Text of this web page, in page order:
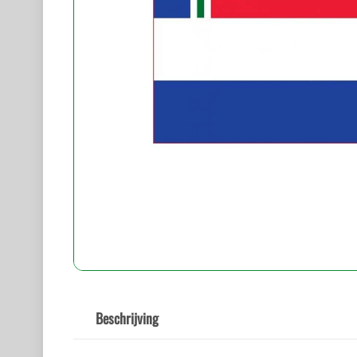
Beschrijving